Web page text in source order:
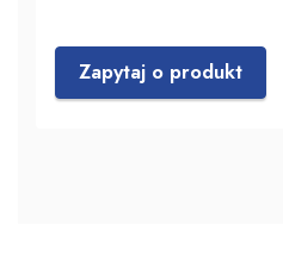
Zapytaj o produkt